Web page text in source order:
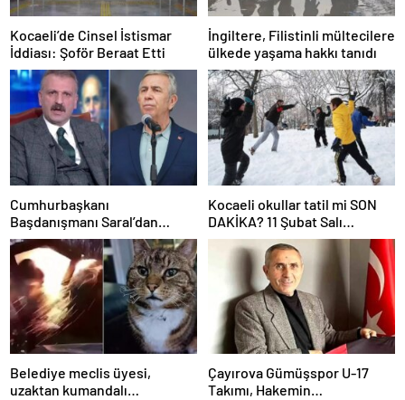
Kocaeli’de Cinsel İstismar
İddiası: Şoför Beraat Etti
İngiltere, Filistinli mültecilere
ülkede yaşama hakkı tanıdı
Cumhurbaşkanı
Başdanışmanı Saral’dan
gündem yaratacak Mansur
Yavaş iddiası
Kocaeli okullar tatil mi SON
DAKİKA? 11 Şubat Salı
Kocaeli’de okul yok mu
(Kocaeli Valiliği Açıklaması –
KAR TATİLİ)?
Belediye meclis üyesi,
uzaktan kumandalı
Çayırova Gümüşspor U-17
Takımı, Hakemin